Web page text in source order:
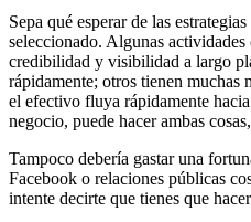
Sepa qué esperar de las
seleccionado. Algunas
credibilidad y visibilidad a largo
rápidamente; otros tienen muchas
el efectivo fluya rápidamente
negocio, puede hacer ambas
Tampoco debería gastar una
Facebook o relaciones públicas
intente decirte que tienes que